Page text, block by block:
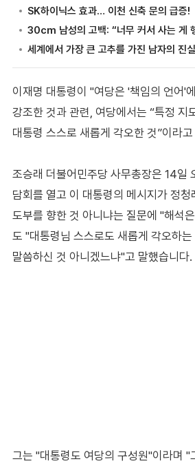
이재명 대통령이 "여당은 '책임의 언어'
강조한 것과 관련, 여당에서는 “특정 지
대통령 스스로 새롭게 각오한 것”이라
조승래 더불어민주당 사무총장은 14일
담회를 열고 이 대통령의 메시지가 정청
도부를 향한 것 아니냐는 질문에 "해석
도 "대통령님 스스로도 새롭게 각오하
말씀하신 것 아니겠느냐"고 말했습니다.
그는 "대통령도 여당의 구성원"이라며 "